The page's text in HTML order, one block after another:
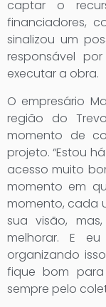
captar o
financiadores,
sinalizou um
responsável
executar a obra.
O empresário
região do
momento de
projeto. “Estou
acesso muito
momento em
momento, cada
sua visão,
melhorar. E
organizando
fique bom
sempre pelo